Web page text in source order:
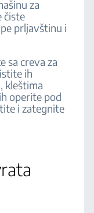
za
čiste
prljavštinu i
sa creva za
ih
kleštima
operite pod
i zategnite